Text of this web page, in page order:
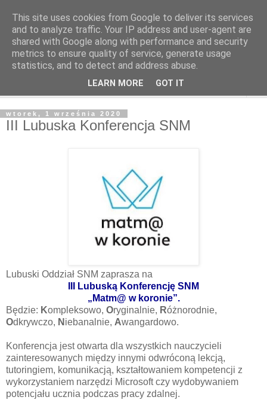
wtorek, 1 września 2020
III Lubuska Konferencja SNM
Lubuski Oddział SNM zaprasza na
III Lubuską Konferencję SNM
„Matm@ w koronie”.
Będzie: Kompleksowo, Oryginalnie, Różnorodnie,
Odkrywczo, N iebanalnie, Awangardowo.
Konferencja jest otwarta dla wszystkich nauczycieli
zainteresowanych między innymi odwróconą lekcją,
tutoringiem, komunikacją, kształtowaniem kompetencji z
wykorzystaniem narzędzi Microsoft czy wydobywaniem
potencjału ucznia podczas pracy zdalnej.
This site uses cookies from Google to deliver its services
and to analyze traffic. Your IP address and user-agent are
shared with Google along with performance and security
metrics to ensure quality of service, generate usage
statistics, and to detect and address abuse.
LEARN MORE GOT IT